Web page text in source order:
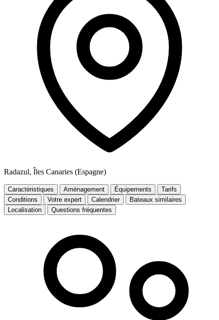
Radazul, Îles Canaries (Espagne)
Caractéristiques Aménagement Équipements
Tarifs
Conditions
Votre expert Calendrier
Bateaux similaires
Localisation
Questions fréquentes